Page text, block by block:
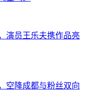
演员王乐夫携作品亮
空降成都与粉丝双向